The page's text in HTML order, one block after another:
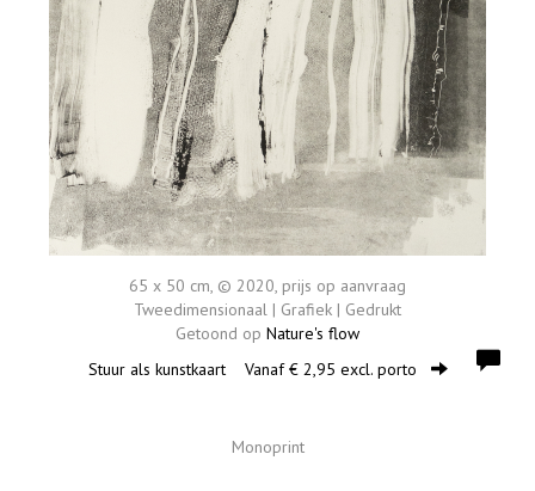
65 x 50 cm, © 2020, prijs op aanvraag
Tweedimensionaal | Grafiek | Gedrukt
Getoond op Nature's flow
Stuur als kunstkaart Vanaf € 2,95 excl. porto
Monoprint